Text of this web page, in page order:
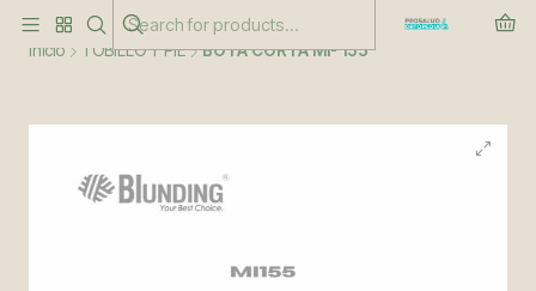
Inicio TOBILLO Y PIE BOTA CORTA MI- 155